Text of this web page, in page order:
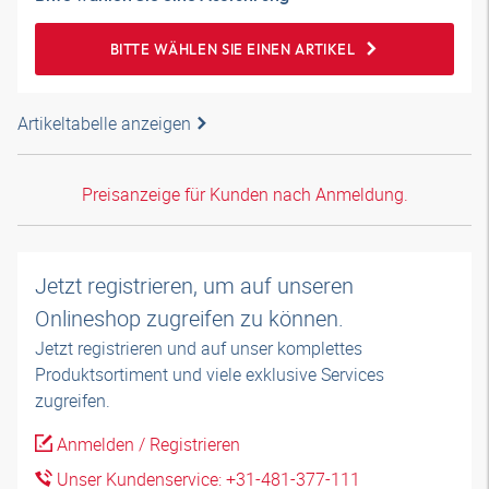
BITTE WÄHLEN SIE EINEN ARTIKEL
Artikeltabelle anzeigen
Preisanzeige für Kunden nach Anmeldung.
Jetzt registrieren, um auf unseren
Onlineshop zugreifen zu können.
Jetzt registrieren und auf unser komplettes
Produktsortiment und viele exklusive Services
zugreifen.
Anmelden / Registrieren
Unser Kundenservice: +31-481-377-111